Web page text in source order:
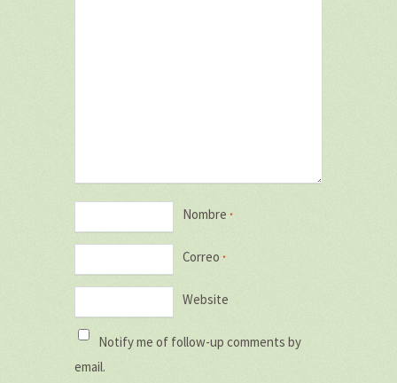
Nombre *
Correo *
Website
Notify me of follow-up comments by
email.